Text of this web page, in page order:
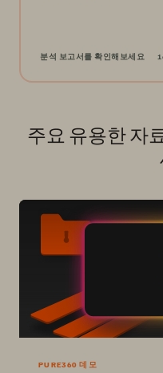
분석 보고서를 확인해보세요
주요 유용한 자
PURE360 데모